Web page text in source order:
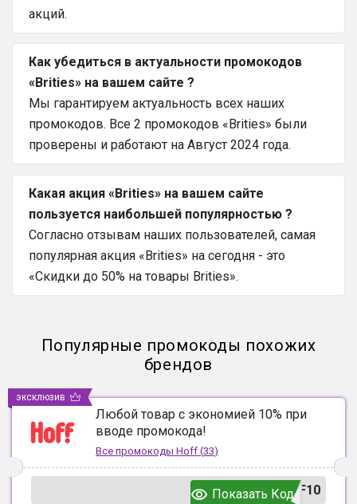
акций.
Как убедиться в актуальности промокодов
«Brities» на вашем сайте ?
Мы гарантируем актуальность всех наших
промокодов. Все 2 промокодов «Brities» были
проверены и работают на Август 2024 года.
Какая акция «Brities» на вашем сайте
пользуется наибольшей популярностью ?
Согласно отзывам наших пользователей, самая
популярная акция «Brities» на сегодня - это
«Скидки до 50% на товары Brities».
Популярные промокоды похожих
брендов
Любой товар с экономией 10% при
вводе промокода!
Все промокоды Hoff (33)
F10
Показать Код
эксклюзив